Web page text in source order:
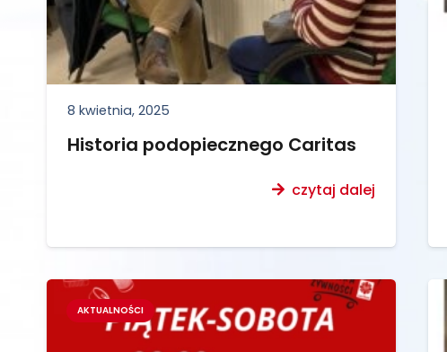
8 kwietnia, 2025
Historia podopiecznego Caritas
czytaj dalej
AKTUALNOŚCI